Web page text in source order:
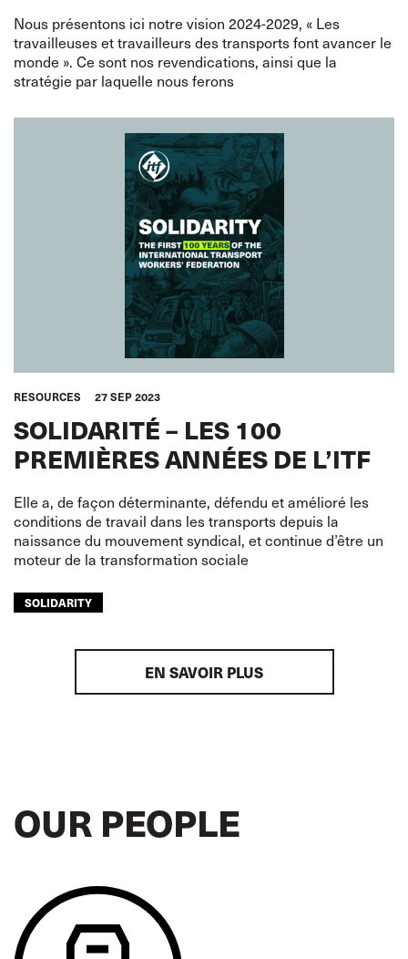
Nous présentons ici notre vision 2024-2029, « Les
travailleuses et travailleurs des transports font avancer le
monde ». Ce sont nos revendications, ainsi que la
stratégie par laquelle nous ferons
RESOURCES 27 SEP 2023
SOLIDARITÉ – LES 100
PREMIÈRES ANNÉES DE L’ITF
Elle a, de façon déterminante, défendu et amélioré les
conditions de travail dans les transports depuis la
naissance du mouvement syndical, et continue d’être un
moteur de la transformation sociale
SOLIDARITY
EN SAVOIR PLUS
OUR PEOPLE